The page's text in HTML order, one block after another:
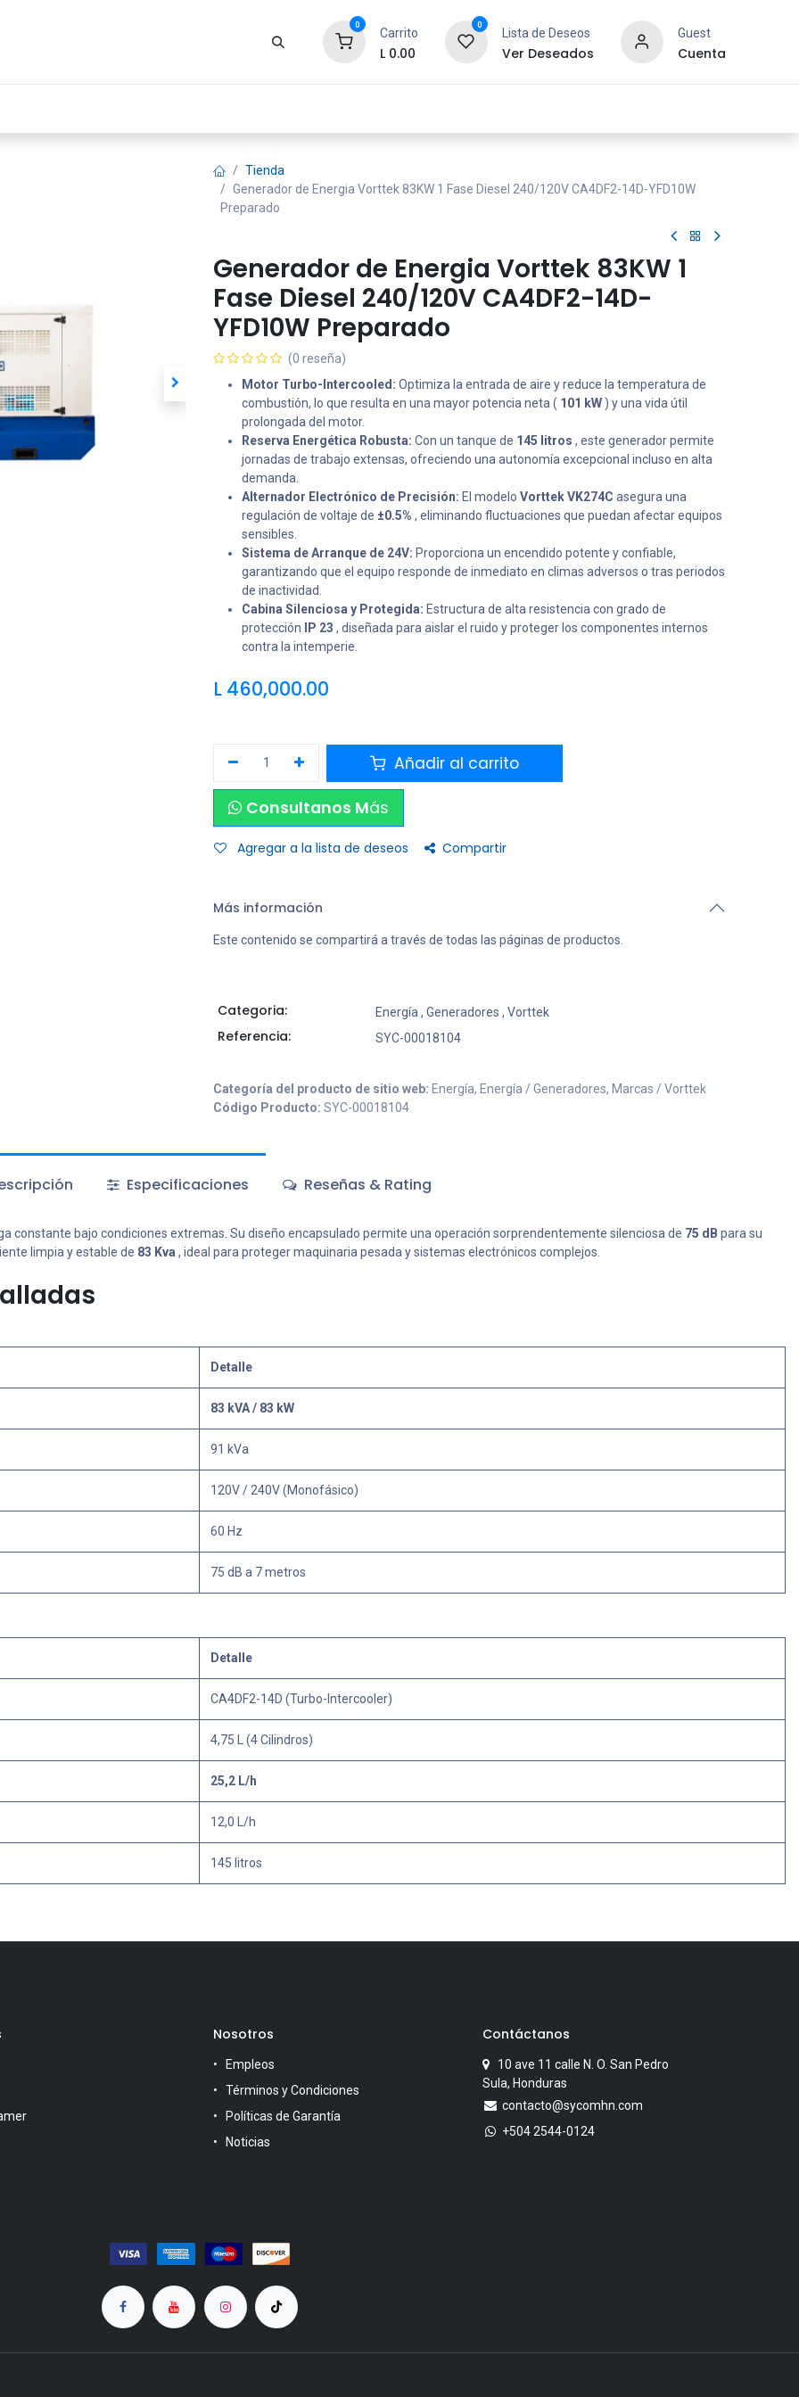
0
Carrito
L 0.00
0
Lista de Deseos
Ver Deseados
Guest
Cuenta
Tienda
Generador de Energia Vorttek 83KW 1 Fase Diesel 240/120V CA4DF2-14D-YFD10W
Preparado
Generador de Energia Vorttek 83KW 1
Fase Diesel 240/120V CA4DF2-14D-
YFD10W Preparado
(0 reseña)
Motor Turbo-Intercooled: Optimiza la entrada de aire y reduce la temperatura de
combustión, lo que resulta en una mayor potencia neta ( 101 kW ) y una vida útil
prolongada del motor.
Reserva Energética Robusta: Con un tanque de 145 litros , este generador permite
jornadas de trabajo extensas, ofreciendo una autonomía excepcional incluso en alta
demanda.
Alternador Electrónico de Precisión: El modelo Vorttek VK274C asegura una
regulación de voltaje de ±0.5% , eliminando fluctuaciones que puedan afectar equipos
sensibles.
Sistema de Arranque de 24V: Proporciona un encendido potente y confiable,
garantizando que el equipo responde de inmediato en climas adversos o tras periodos
de inactividad.
Cabina Silenciosa y Protegida: Estructura de alta resistencia con grado de
protección
IP 23 , diseñada para aislar el ruido y proteger los componentes internos
contra la intemperie.
L 460,000.00
Añadir al carrito
Consultanos Más
Agregar a la lista de deseos Compartir
Más información
Este contenido se compartirá a través de todas las páginas de productos.
Categoria: Energía , Generadores , Vorttek
Referencia: SYC-00018104
Categoría del producto de sitio web: Energía, Energía / Generadores, Marcas / Vorttek
Código Producto: SYC-00018104
Especificaciones Reseñas & Rating
constante bajo condiciones extremas. Su diseño encapsulado permite una operación sorprendentemente silenciosa de 75 dB para su
limpia y estable de 83 Kva , ideal para proteger maquinaria pesada y sistemas electrónicos complejos.
Detalle
83 kVA / 83 kW
91 kVa
120V / 240V (Monofásico)
60 Hz
75 dB a 7 metros
Detalle
CA4DF2-14D (Turbo-Intercooler)
4,75 L (4 Cilindros)
25,2 L/h
12,0 L/h
145 litros
Nosotros
Empleos
Términos y Condiciones
Políticas de Garantía
Noticias
Contáctanos
10 ave 11 calle N. O. San Pedro
Sula, Honduras
contacto@sycomhn.com
+504 2544-0124